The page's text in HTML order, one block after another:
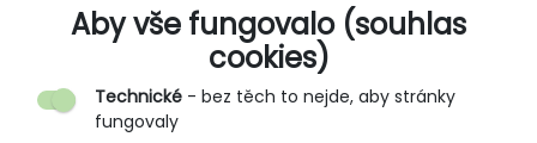
Aby vše fungovalo (souhlas
cookies)
Technické - bez těch to nejde, aby stránky
fungovaly
O SPOLEČNOSTI
O nás